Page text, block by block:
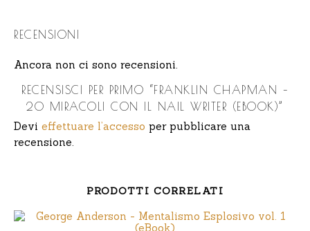
RECENSIONI
Ancora non ci sono recensioni.
RECENSISCI PER PRIMO “FRANKLIN CHAPMAN –
20 MIRACOLI CON IL NAIL WRITER (EBOOK)”
Devi effettuare l’accesso per pubblicare una
recensione.
PRODOTTI CORRELATI